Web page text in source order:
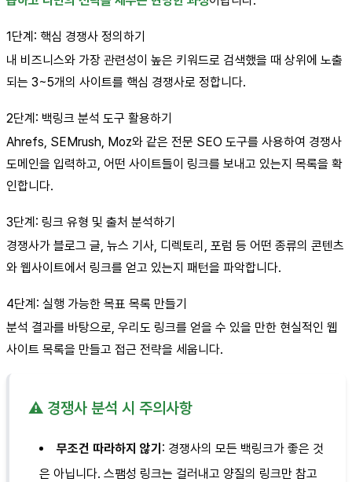
1단계: 핵심 경쟁사 정의하기
내 비즈니스와 가장 관련성이 높은 키워드로 검색했을 때 상위에 노출
되는 3~5개의 사이트를 핵심 경쟁사로 정합니다.
2단계: 백링크 분석 도구 활용하기
Ahrefs, SEMrush, Moz와 같은 전문 SEO 도구를 사용하여 경쟁사
도메인을 입력하고, 어떤 사이트들이 링크를 보내고 있는지 목록을 확
인합니다.
3단계: 링크 유형 및 출처 분석하기
경쟁사가 블로그 글, 뉴스 기사, 디렉토리, 포럼 등 어떤 종류의 콘텐츠
와 웹사이트에서 링크를 얻고 있는지 패턴을 파악합니다.
4단계: 실행 가능한 목표 목록 만들기
분석 결과를 바탕으로, 우리도 링크를 얻을 수 있을 만한 현실적인 웹
사이트 목록을 만들고 접근 전략을 세웁니다.
⚠️ 경쟁사 분석 시 주의사항
무조건 따라하지 않기 : 경쟁사의 모든 백링크가 좋은 것
은 아닙니다. 스팸성 링크는 걸러내고 양질의 링크만 참고